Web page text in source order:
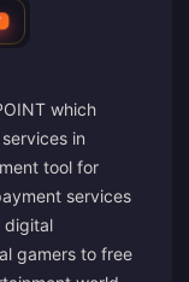
which
in
tool for
services
digital
gamers to free